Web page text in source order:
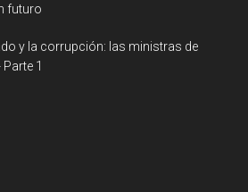
futuro
y la corrupción: las ministras de
1